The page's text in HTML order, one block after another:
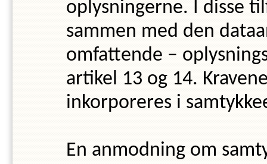
oplysningerne. I disse
sammen med den
omfattende –
artikel 13 og 14.
inkorporeres i
En anmodning om